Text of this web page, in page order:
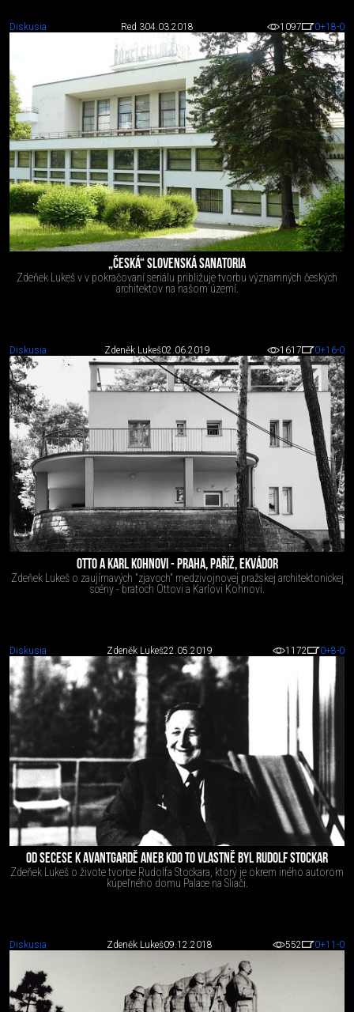
Diskusia Red 304.03.2018 1097 0+18-0
„ČESKÁ“ SLOVENSKÁ SANATORIA
Zdeňek Lukeš v v pokračovaní seriálu približuje tvorbu významných českých
architektov na našom území.
Diskusia Zdeněk Lukeš02.06.2019 1617 0+16-0
OTTO A KARL KOHNOVI - PRAHA, PAŘÍŽ, EKVÁDOR
Zdeňek Lukeš o zaujímavých "zjavoch" medzivojnovej pražskej architektonickej
scény - bratoch Ottovi a Karlovi Kohnovi.
Diskusia Zdeněk Lukeš22.05.2019 1172 0+8-0
OD SECESE K AVANTGARDĚ ANEB KDO TO VLASTNĚ BYL RUDOLF STOCKAR
Zdeňek Lukeš o živote tvorbe Rudolfa Stockara, ktorý je okrem iného autorom
kúpeľného domu Palace na Sliači.
Diskusia Zdeněk Lukeš09.12.2018 552 0+11 -0